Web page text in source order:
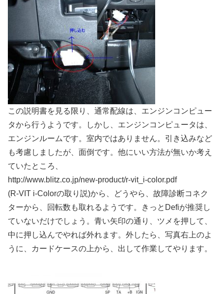
この説明書を見る限り、通常配線は、エンジンコンピュー
タから行うようです。しかし、エンジンコンピュータは、
エンジンルームです。室内ではありません。引き込みなど
も考慮しましたが、面倒です。他にいい方法が無いか考え
ていたところ、
http://www.blitz.co.jp/new-product/r-vit_i-color.pdf
(R-VIT i-Colorの取り説)から、どうやら、故障診断コネク
ターから、回転数も取れるようです。きっとDefiが推奨し
ていないだけでしょう。青い矢印の通り、ツメを押して、
中に押し込んでやれば外れます。外したら、写真右上のよ
うに、カードケースの上から、出して作業してやります。